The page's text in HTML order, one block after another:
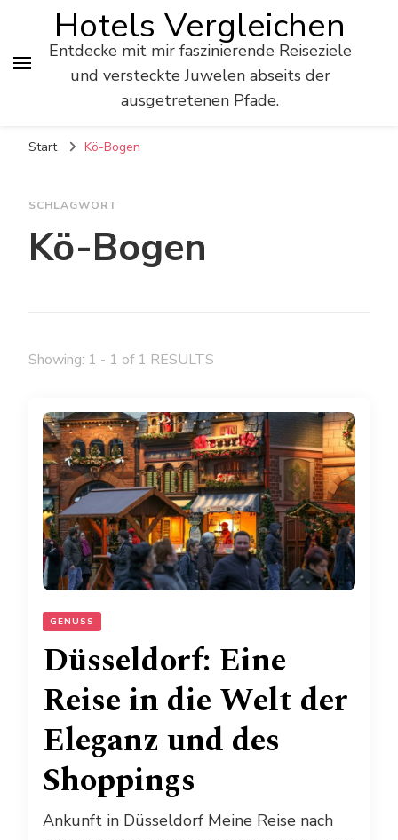
Hotels Vergleichen
Entdecke mit mir faszinierende Reiseziele
und versteckte Juwelen abseits der
ausgetretenen Pfade.
Start Kö-Bogen
SCHLAGWORT
Kö-Bogen
Showing: 1 - 1 of 1 RESULTS
GENUSS
Düsseldorf: Eine
Reise in die Welt der
Eleganz und des
Shoppings
Ankunft in Düsseldorf Meine Reise nach